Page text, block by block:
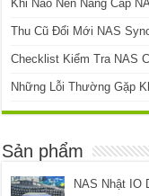
Khi Nào Nên Nâng Cấp
Thu Cũ Đổi Mới NAS
Checklist Kiểm Tra NAS
Những Lỗi Thường Gặp
Sản phẩm
NAS Nhật IO